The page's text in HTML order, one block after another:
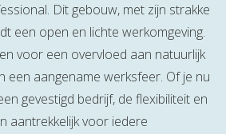
Dit gebouw, met zijn strakke
een open en lichte werkomgeving.
voor een overvloed aan natuurlijk
een aangename werksfeer. Of je nu
gevestigd bedrijf, de flexibiliteit en
aantrekkelijk voor iedere